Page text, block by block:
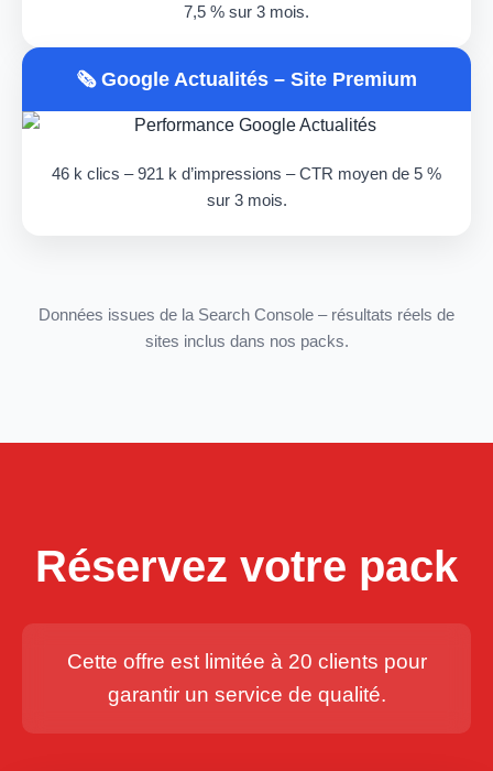
7,5 % sur 3 mois.
🗞️ Google Actualités – Site Premium
46 k clics – 921 k d’impressions – CTR moyen de 5 %
sur 3 mois.
Données issues de la Search Console – résultats réels de
sites inclus dans nos packs.
Réservez votre pack
Cette offre est limitée à 20 clients pour
garantir un service de qualité.